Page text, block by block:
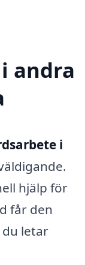
andra
i
hjälp för
får den
du letar